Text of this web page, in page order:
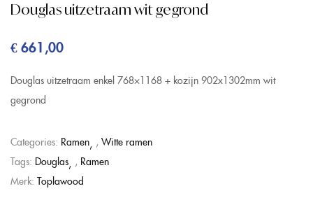
Douglas uitzetraam wit gegrond
€661,00
Douglas uitzetraam enkel 768×1168 + kozijn 902x1302mm wit
gegrond
Categories: Ramen , Witte ramen
Tags: Douglas , Ramen
Merk: Toplawood